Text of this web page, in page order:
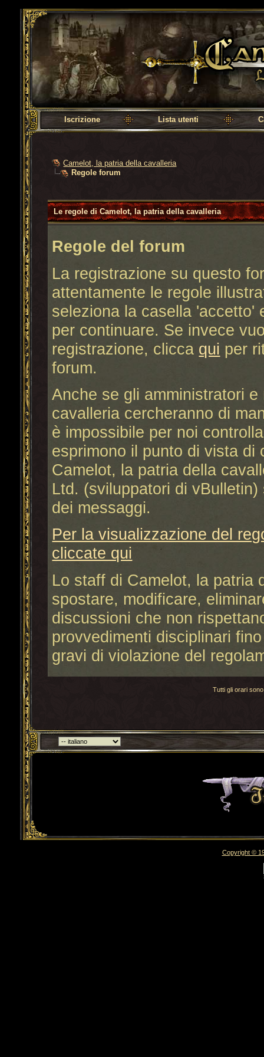
Camelot, la patria della cavalleria
Iscrizione Lista utenti
Camelot, la patria della cavalleria
Regole forum
Le regole di Camelot, la patria della cavalleria
Regole del forum
La registrazione su questo
attentamente le regole
seleziona la casella 'accetto'
per continuare. Se invece
registrazione, clicca qui per
forum.
Anche se gli amministratori
cavalleria cercheranno di
è impossibile per noi
esprimono il punto di vista di
Camelot, la patria della
Ltd. (sviluppatori di
dei messaggi.
Per la visualizzazione del
cliccate qui
Lo staff di Camelot, la patria
spostare, modificare,
discussioni che non
provvedimenti disciplinari
gravi di violazione del
Tutti gli orari
Torna indietro
Copyright ©